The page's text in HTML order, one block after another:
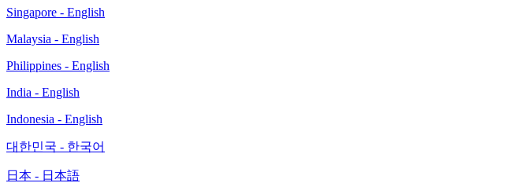
Singapore - English
Malaysia - English
Philippines - English
India - English
Indonesia - English
대한민국 - 한국어
日本 - 日本語